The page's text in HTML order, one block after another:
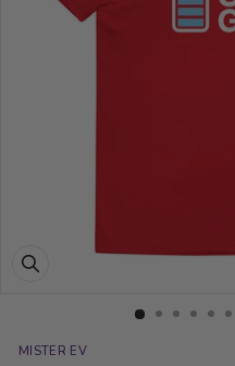
MISTER EV